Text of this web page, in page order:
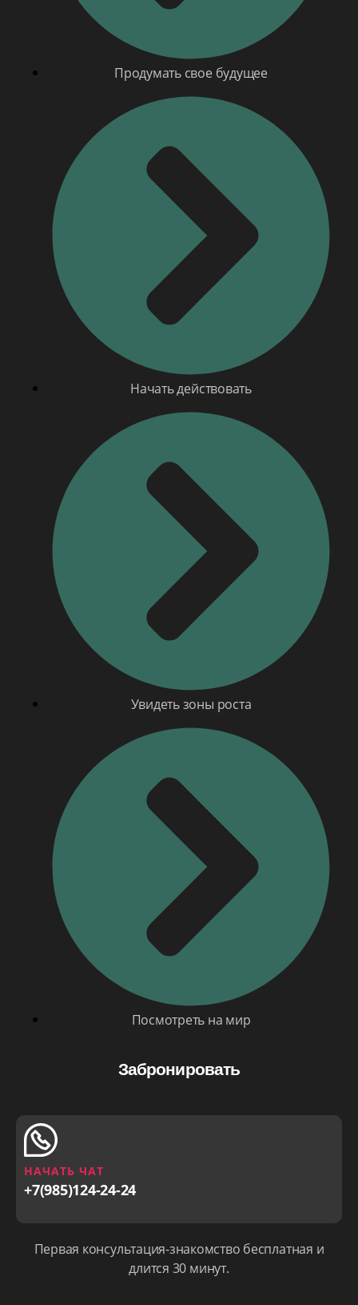
Продумать свое будущее
Начать действовать
Увидеть зоны роста
Посмотреть на мир
Забронировать
НАЧАТЬ ЧАТ
+7(985)124-24-24
Первая консультация-знакомство бесплатная и
длится 30 минут.